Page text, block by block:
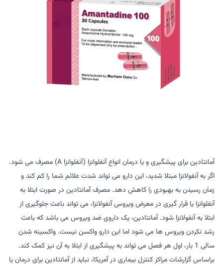
آمانتادین برای پیشگیری و یا درمان انواع آنفلوانزا (آنفلوانزا A) مصرف می شود.
اگر به آنفولانزا مبتلا شدید، این دارو می تواند شدت علائم شما را کم کند و
زمان رسیدن به بهبودی را کاهش دهد. مصرف آمانتادین در صورت ابتلا به
آنفلوانزا یا قرار گیری در معرض ویروس آنفولانزا، می تواند باعث جلوگیری از
ابتلا به آنفولانزا شود. آمانتادین، یک داروی ضد ویروس می باشد که باعث
رشد نکردن ویروس ها می شود اما این دارو واکسن نیست. واکسینه شدن
سالی 1 بار، اول هر فصل می تواند به پیشگیری از ابتلا به آن نیز کمک کند.
براساس گزارشات مراکز کنترل بیماری در آمریکا، نباید از آمانتادین برای درمان یا